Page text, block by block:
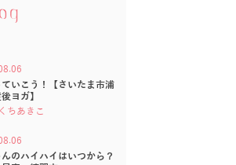
いこう！【さいたま市浦
ヨガ】
ちあきこ
のハイハイはいつから？